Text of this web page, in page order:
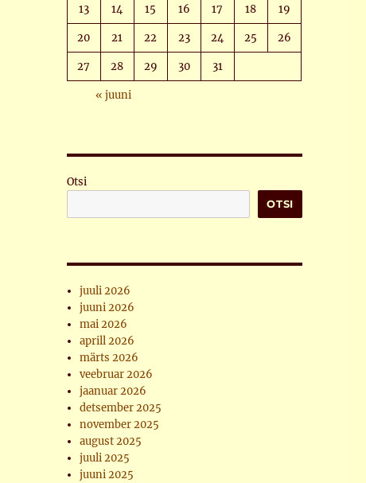
13 14 15 16 17 18 19
20 21 22 23 24 25 26
27 28 29 30 31
« juuni
Otsi
OTSI
juuli 2026
juuni 2026
mai 2026
aprill 2026
märts 2026
veebruar 2026
jaanuar 2026
detsember 2025
november 2025
august 2025
juuli 2025
juuni 2025